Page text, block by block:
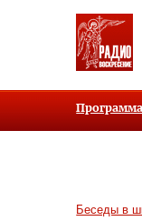
Беседы в